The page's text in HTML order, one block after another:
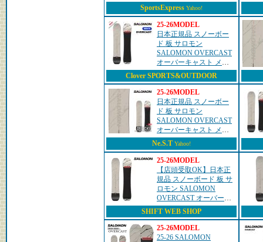
ズ 25-26
SportsExpress Yahoo!
25-26MODEL
日本正規品 スノーボー
ド 板 サロモン
SALOMON OVERCAST
オーバーキャスト メン
ズ 25-26
Clover SPORTS&OUTDOOR
25-26MODEL
日本正規品 スノーボー
ド 板 サロモン
SALOMON OVERCAST
オーバーキャスト メン
ズ 25-26 爆買
Ne.S.T Yahoo!
25-26MODEL
【店頭受取OK】日本正
規品 スノーボード 板 サ
ロモン SALOMON
OVERCAST オーバーキ
ャスト メンズ 25-26
SHIFT WEB SHOP
25-26MODEL
25-26 SALOMON